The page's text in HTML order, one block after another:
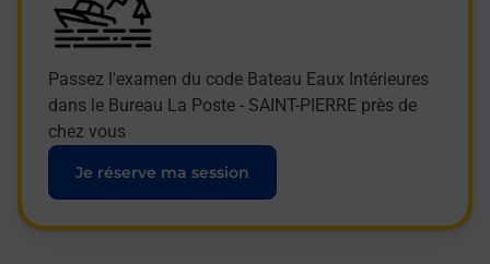
Passez l'examen du code Bateau Eaux Intérieures
dans le Bureau La Poste - SAINT-PIERRE près de
chez vous
Je réserve ma session